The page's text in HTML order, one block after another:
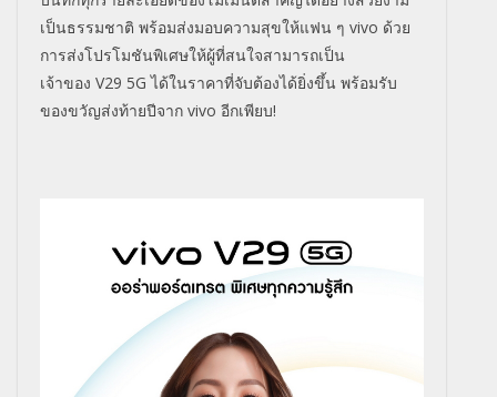
เป็นธรรมชาติ พร้อมส่งมอบความสุขให้แฟน ๆ vivo ด้วย
การส่งโปรโมชันพิเศษให้ผู้ที่สนใจสามารถเป็น
เจ้าของ V29 5Gได้ในราคาที่จับต้องได้ยิ่งขึ้น พร้อมรับ
ของขวัญส่งท้ายปีจาก vivo อีกเพียบ!